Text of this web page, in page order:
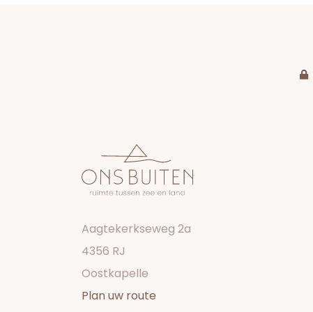
Aagtekerkseweg 2a
4356 RJ
Oostkapelle
Plan uw route